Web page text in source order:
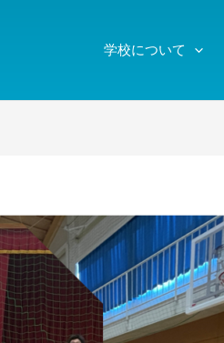
学校について